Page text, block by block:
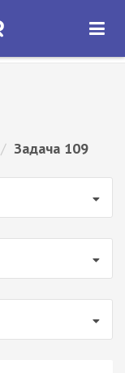
ОТКРЫТЬ
/ Задача 109